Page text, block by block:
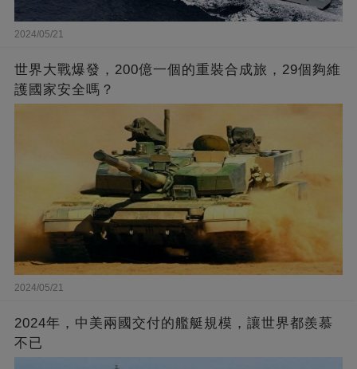
2024/05/21
世界大戰爆發，200億一個的重裝合成旅，29個夠維
護國家安全嗎？
2024/05/21
2024年，中美兩國交付的艦艇規模，讓世界都羨慕
不已